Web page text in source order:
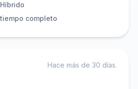
completo
Hace más de 30 días.